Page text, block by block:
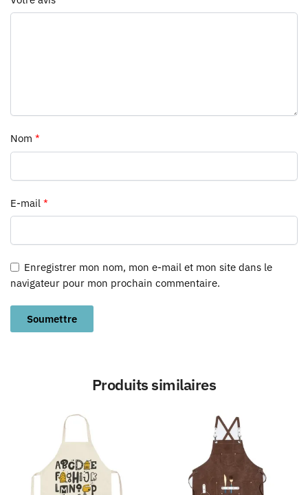
Nom *
E-mail *
Enregistrer mon nom, mon e-mail et mon site dans le
navigateur pour mon prochain commentaire.
Produits similaires